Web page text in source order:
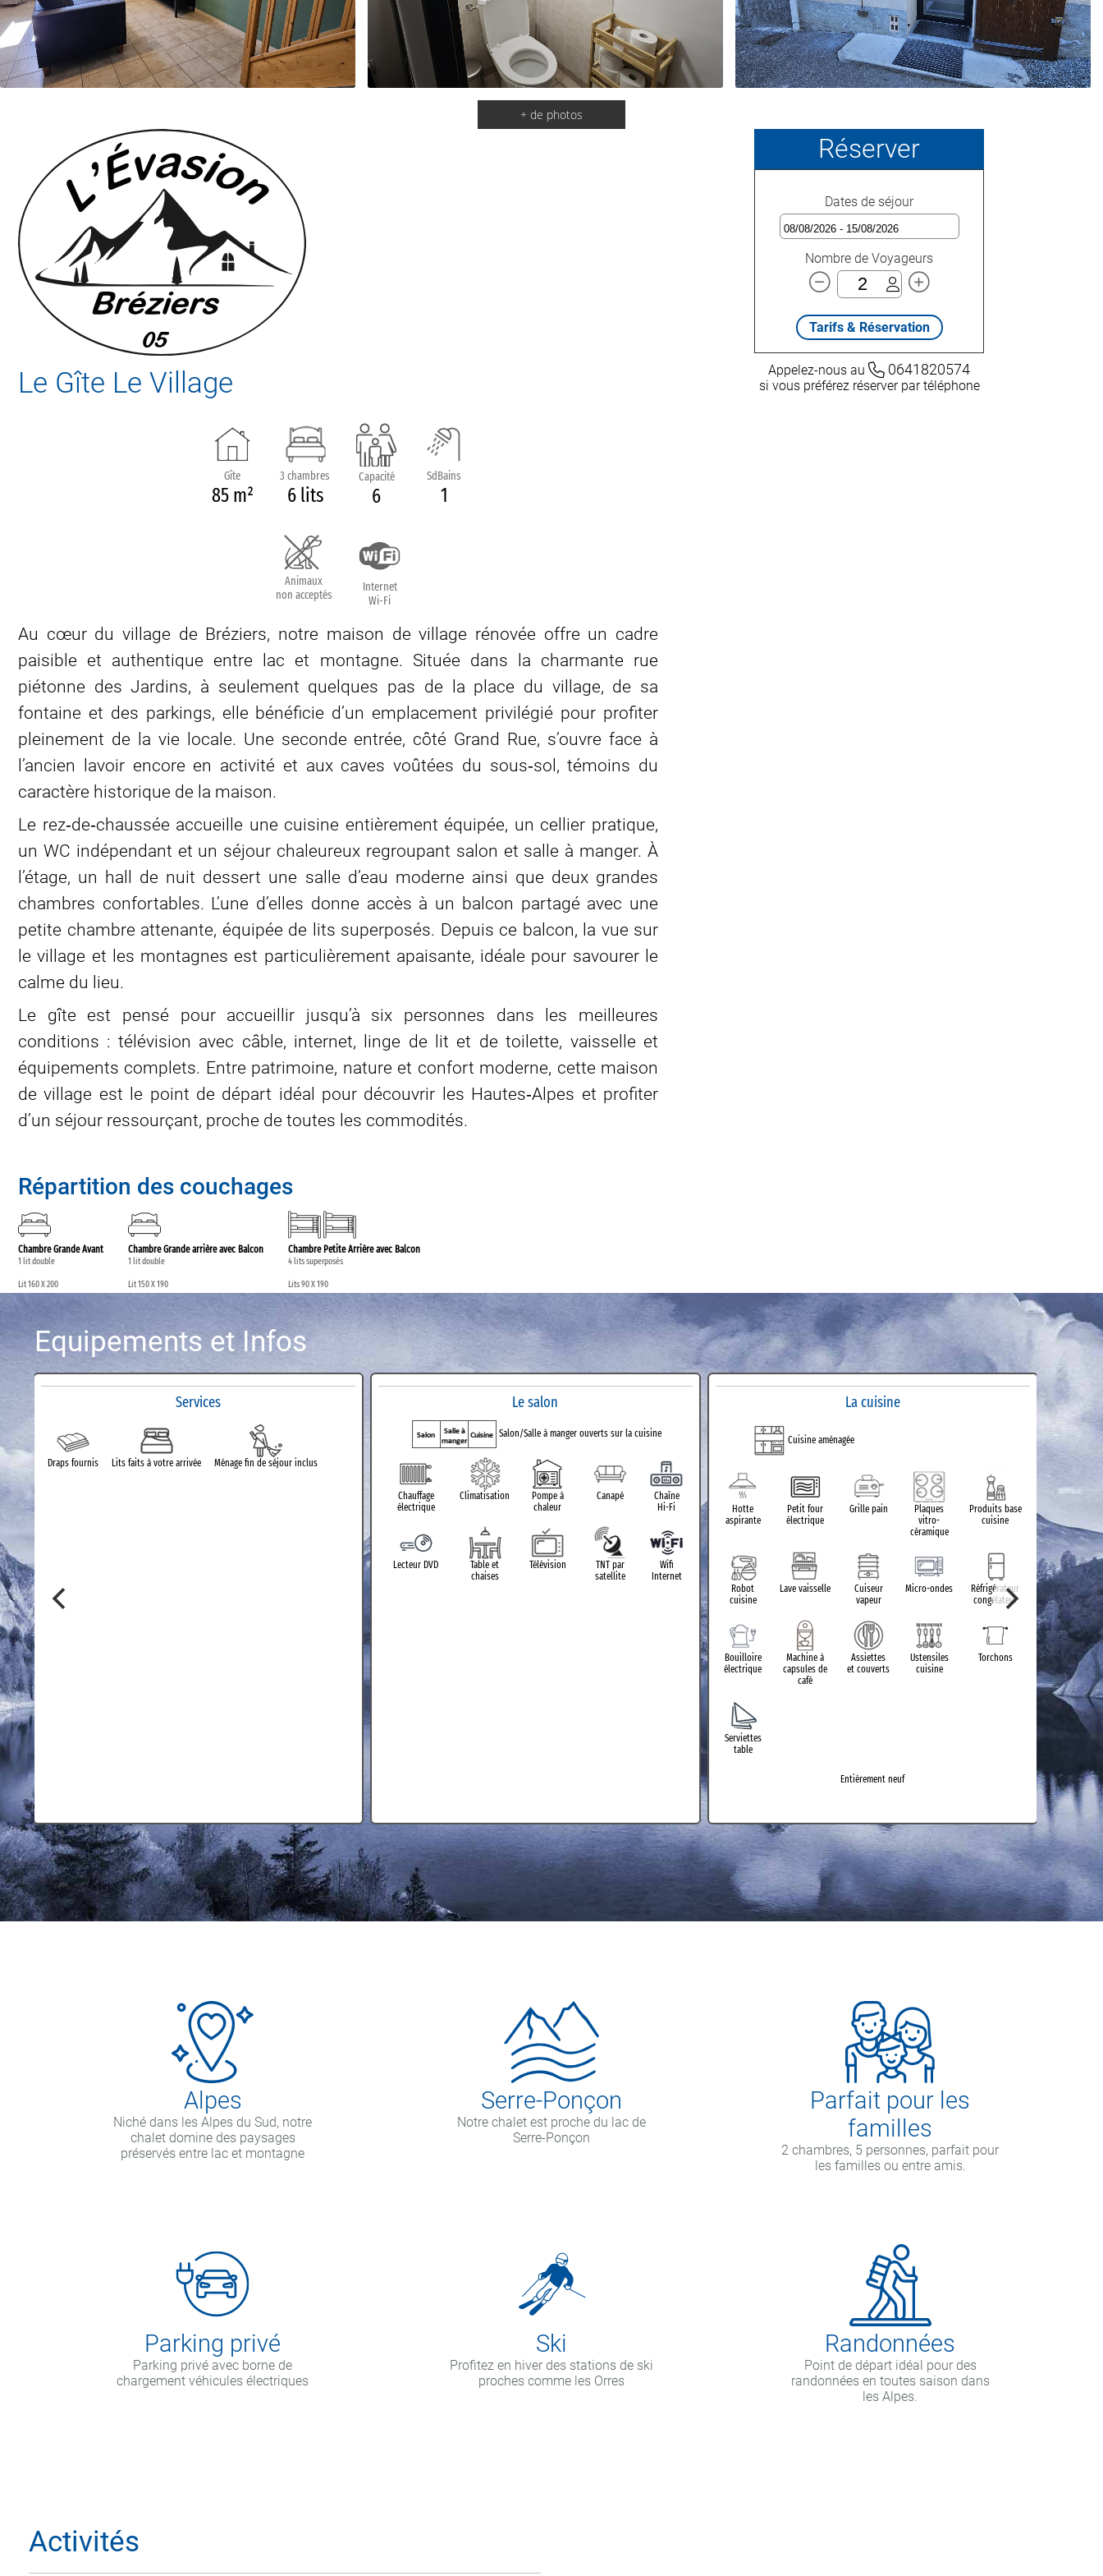
+ de photos
Le Gîte Le Village
Gîte
85 m²
3 chambres
6 lits
Capacité
6
SdBains
1
Animaux
non acceptés
Internet
Wi-Fi
Au cœur du village de Bréziers, notre maison de village rénovée offre un cadre
paisible et authentique entre lac et montagne. Située dans la charmante rue
piétonne des Jardins, à seulement quelques pas de la place du village, de sa
fontaine et des parkings, elle bénéficie d’un emplacement privilégié pour profiter
pleinement de la vie locale. Une seconde entrée, côté Grand Rue, s’ouvre face à
l’ancien lavoir encore en activité et aux caves voûtées du sous‑sol, témoins du
caractère historique de la maison.
Le rez‑de‑chaussée accueille une cuisine entièrement équipée, un cellier pratique,
un WC indépendant et un séjour chaleureux regroupant salon et salle à manger. À
l’étage, un hall de nuit dessert une salle d’eau moderne ainsi que deux grandes
chambres confortables. L’une d’elles donne accès à un balcon partagé avec une
petite chambre attenante, équipée de lits superposés. Depuis ce balcon, la vue sur
le village et les montagnes est particulièrement apaisante, idéale pour savourer le
calme du lieu.
Le gîte est pensé pour accueillir jusqu’à six personnes dans les meilleures
conditions : télévision avec câble, internet, linge de lit et de toilette, vaisselle et
équipements complets. Entre patrimoine, nature et confort moderne, cette maison
de village est le point de départ idéal pour découvrir les Hautes‑Alpes et profiter
d’un séjour ressourçant, proche de toutes les commodités.
Répartition des couchages
Chambre Grande Avant
1 lit double
Lit 160 X 200
Chambre Grande arrière avec Balcon
1 lit double
Lit 150 X 190
Chambre Petite Arrière avec Balcon
4 lits superposés
Lits 90 X 190
Réserver
Dates de séjour
Nombre de Voyageurs
Tarifs & Réservation
Appelez-nous au 0641820574
si vous préférez réserver par téléphone
Equipements et Infos
Le salon
Salon/Salle à manger ouverts sur la cuisine
Chauffage
électrique
Climatisation
Pompe à
chaleur
Canapé
Chaîne
Hi-Fi
Lecteur DVD
Table et
chaises
Télévision
TNT par
satellite
Wifi
Internet
La cuisine
Cuisine aménagée
Hotte
aspirante
Petit four
électrique
Grille pain
Plaques
vitro-
céramique
Produits base
cuisine
Robot
cuisine
Lave vaisselle
Cuiseur
vapeur
Micro-ondes
Réfrigérateur
congélateur
Bouilloire
électrique
Machine à
capsules de
café
Assiettes
et couverts
Ustensiles
cuisine
Torchons
Serviettes
table
Entièrement neuf
Sèche
Services
Draps fournis Lits faits à votre arrivée Ménage fin de séjour inclus
Alpes
Niché dans les Alpes du Sud, notre
chalet domine des paysages
préservés entre lac et montagne
Serre-Ponçon
Notre chalet est proche du lac de
Serre-Ponçon
Parfait pour les
familles
2 chambres, 5 personnes, parfait pour
les familles ou entre amis.
Parking privé
Parking privé avec borne de
chargement véhicules électriques
Ski
Profitez en hiver des stations de ski
proches comme les Orres
Randonnées
Point de départ idéal pour des
randonnées en toutes saison dans
les Alpes.
Activités